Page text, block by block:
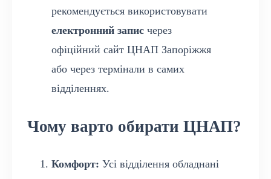
рекомендується використовувати
електронний запис через
офіційний сайт ЦНАП Запоріжжя
або через термінали в самих
відділеннях.
Чому варто обирати ЦНАП?
Комфорт: Усі відділення обладнані